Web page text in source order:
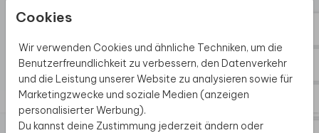
Cookies
Wir verwenden Cookies und ähnliche Techniken, um die
Benutzerfreundlichkeit zu verbessern, den Datenverkehr
und die Leistung unserer Website zu analysieren sowie für
Marketingzwecke und soziale Medien (anzeigen
personalisierter Werbung).
Du kannst deine Zustimmung jederzeit ändern oder